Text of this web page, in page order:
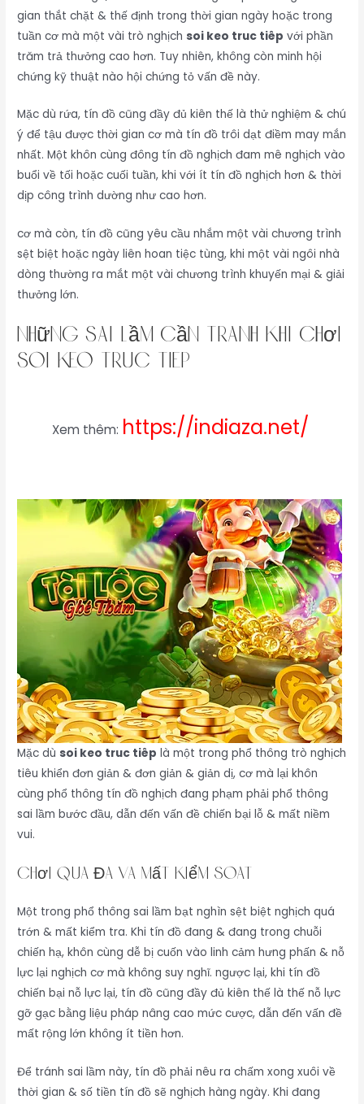
gian thắt chặt & thế định trong thời gian ngày hoặc trong
tuần cơ mà một vài trò nghịchsoi keo truc tiêp với phần
trăm trả thưởng cao hơn. Tuy nhiên, không còn minh hội
chứng kỹ thuật nào hội chứng tỏ vấn đề này.
Mặc dù rứa, tín đồ cũng đầy đủ kiên thế là thử nghiệm & chú
ý để tậu được thời gian cơ mà tín đồ trôi dạt điềm may mắn
nhất. Một khôn cùng đông tín đồ nghịch đam mê nghịch vào
buổi về tối hoặc cuối tuần, khi với ít tín đồ nghịch hơn & thời
dịp công trình dường như cao hơn.
cơ mà còn, tín đồ cũng yêu cầu nhắm một vài chương trình
sệt biệt hoặc ngày liên hoan tiệc tùng, khi một vài ngôi nhà
dòng thường ra mắt một vài chương trình khuyến mại & giải
thưởng lớn.
Những Sai Lầm Cần Tránh Khi Chơi
soi keo truc tiêp
Xem thêm: https://indiaza.net/
Mặc dùsoi keo truc tiêp là một trong phổ thông trò nghịch
tiêu khiển đơn giản & đơn giản & giản dị, cơ mà lại khôn
cùng phổ thông tín đồ nghịch đang phạm phải phổ thông
sai lầm bước đầu, dẫn đến vấn đề chiến bại lỗ & mất niềm
vui.
Chơi Quá Đà Và Mất Kiểm Soát
Một trong phổ thông sai lầm bạt nghìn sệt biệt nghịch quá
trớn & mất kiểm tra. Khi tín đồ đang & đang trong chuỗi
chiến hạ, khôn cùng dễ bị cuốn vào linh cảm hưng phấn & nỗ
lực lại nghịch cơ mà không suy nghĩ. ngược lại, khi tín đồ
chiến bại nỗ lực lại, tín đồ cũng đầy đủ kiên thế là thế nỗ lực
gỡ gạc bằng liệu pháp nâng cao mức cược, dẫn đến vấn đề
mất rộng lớn không ít tiền hơn.
Để tránh sai lầm này, tín đồ phải nêu ra chấm xong xuôi về
thời gian & số tiền tín đồ sẽ nghịch hàng ngày. Khi đang